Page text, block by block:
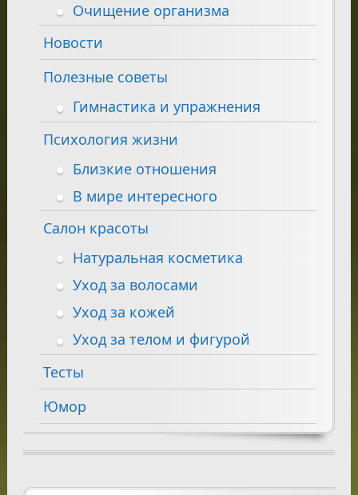
Очищение организма
Новости
Полезные советы
Гимнастика и упражнения
Психология жизни
Близкие отношения
В мире интересного
Салон красоты
Натуральная косметика
Уход за волосами
Уход за кожей
Уход за телом и фигурой
Тесты
Юмор